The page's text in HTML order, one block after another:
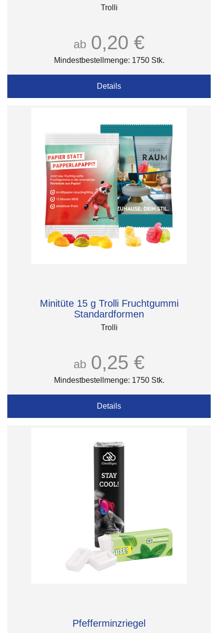
Trolli
ab 0,20 €
Mindestbestellmenge: 1750 Stk.
Details
Minitüte 15 g Trolli Fruchtgummi
Standardformen
Trolli
ab 0,25 €
Mindestbestellmenge: 1750 Stk.
Details
Pfefferminzriegel